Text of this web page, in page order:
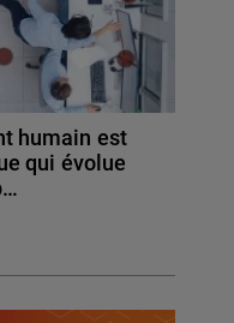
humain est
qui évolue